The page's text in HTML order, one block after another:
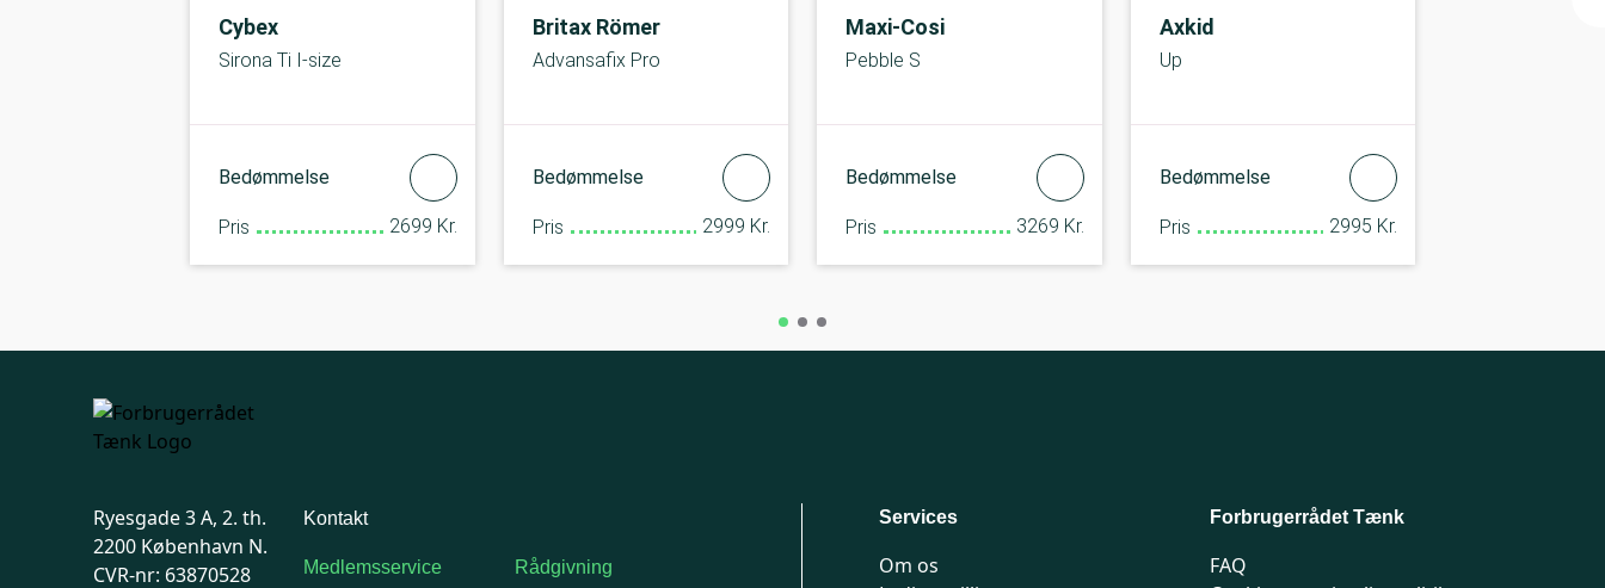
Cybex
Sirona Ti I-size
Bedømmelse
Pris 2699 Kr.
Britax Römer
Advansafix Pro
Bedømmelse
Pris 2999 Kr.
Maxi-Cosi
Pebble S
Bedømmelse
Pris 3269 Kr.
Axkid
Up
Bedømmelse
Pris 2995 Kr.
Ryesgade 3 A, 2. th.
2200 København N.
CVR-nr: 63870528
Kontakt
Medlemsservice Rådgivning
Services
Om os
Forbrugerrådet Tænk
FAQ